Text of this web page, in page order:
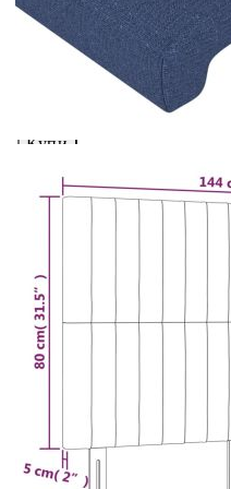
вноски на кредита.
Предоставената
Добавете продукта в
количката" и при
Добавете продукта в
количката" и при
вноски на кредита.
Когато плащате с
поръчката Ви вместо
разполагате с три
Отложено до 30 дни от
поръчката без
400 лв. / €204,52
Плащане на 4 вноски.
поръчката си на
разделя на 3 равни
покупки на стойност до
Плащане на 6 вноски.